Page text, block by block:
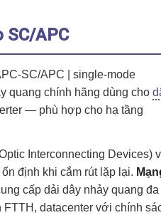
SC/APC
SC/APC | single-mode
quang chính hãng dùng cho
— phù hợp cho hạ tầng
Interconnecting Devices)
định khi cắm rút lặp lại.
cấp dải dây nhảy quang đa
datacenter với chính